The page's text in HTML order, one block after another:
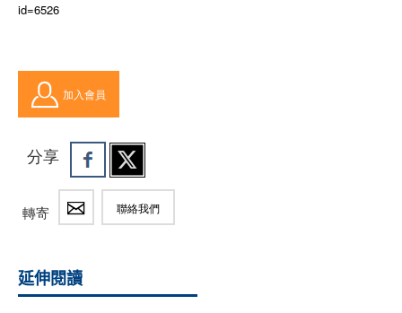
id=6526
加入會員
分享
轉寄 聯絡我們
延伸閱讀